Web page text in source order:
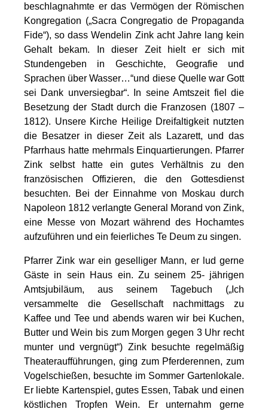
beschlagnahmte er das Vermögen der Römischen
Kongregation („Sacra Congregatio de Propaganda
Fide“), so dass Wendelin Zink acht Jahre lang kein
Gehalt bekam. In dieser Zeit hielt er sich mit
Stundengeben in Geschichte, Geografie und
Sprachen über Wasser…“und diese Quelle war Gott
sei Dank unversiegbar“. In seine Amtszeit fiel die
Besetzung der Stadt durch die Franzosen (1807 –
1812). Unsere Kirche Heilige Dreifaltigkeit nutzten
die Besatzer in dieser Zeit als Lazarett, und das
Pfarrhaus hatte mehrmals Einquartierungen. Pfarrer
Zink selbst hatte ein gutes Verhältnis zu den
französischen Offizieren, die den Gottesdienst
besuchten. Bei der Einnahme von Moskau durch
Napoleon 1812 verlangte General Morand von Zink,
eine Messe von Mozart während des Hochamtes
aufzuführen und ein feierliches Te Deum zu singen.
Pfarrer Zink war ein geselliger Mann, er lud gerne
Gäste in sein Haus ein. Zu seinem 25- jährigen
Amtsjubiläum, aus seinem Tagebuch („Ich
versammelte die Gesellschaft nachmittags zu
Kaffee und Tee und abends waren wir bei Kuchen,
Butter und Wein bis zum Morgen gegen 3 Uhr recht
munter und vergnügt“) Zink besuchte regelmäßig
Theateraufführungen, ging zum Pferderennen, zum
Vogelschießen, besuchte im Sommer Gartenlokale.
Er liebte Kartenspiel, gutes Essen, Tabak und einen
köstlichen Tropfen Wein. Er unternahm gerne